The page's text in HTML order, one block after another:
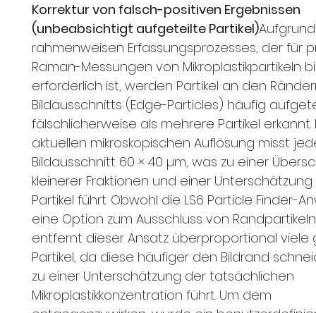
Korrektur von falsch-positiven Ergebnissen
(unbeabsichtigt aufgeteilte Partikel)
rahmenweisen Erfassungsprozesses, der für
Raman-Messungen von Mikroplastikpartikeln
erforderlich ist, werden Partikel an den
Bildausschnitts (Edge-Particles) häufig
fälschlicherweise als mehrere Partikel erkannt.
aktuellen mikroskopischen Auflösung misst
Bildausschnitt 60 × 40 µm, was zu einer
kleinerer Fraktionen und einer
Partikel führt. Obwohl die LS6 Particle Finder-
eine Option zum Ausschluss von
entfernt dieser Ansatz überproportional viele
Partikel, da diese häufiger den Bildrand
zu einer Unterschätzung der tatsächlichen
Mikroplastikkonzentration führt. Um dem